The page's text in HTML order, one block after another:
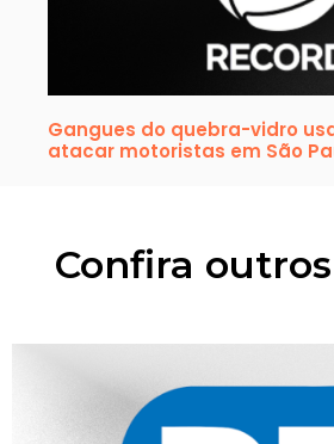
Gangues do quebra-vidro
atacar motoristas em São
Confira